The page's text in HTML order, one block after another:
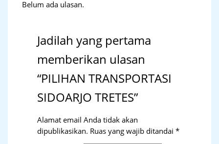
Belum ada ulasan.
Jadilah yang pertama
memberikan ulasan
“PILIHAN TRANSPORTASI
SIDOARJO TRETES”
Alamat email Anda tidak akan
dipublikasikan. Ruas yang wajib ditandai*